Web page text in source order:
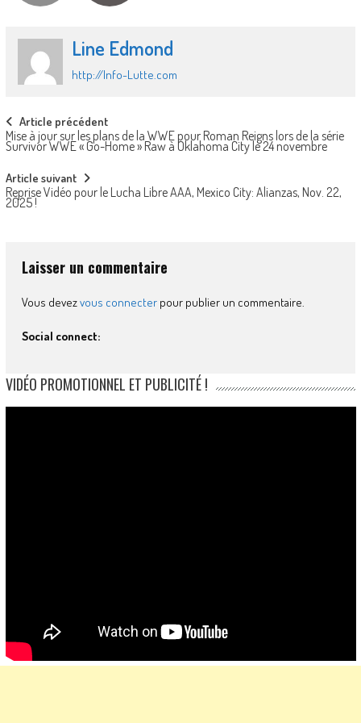
Line Edmond
http://Info-Lutte.com
Post
navigation
Article précédent
Mise à jour sur les plans de la WWE pour Roman Reigns lors de la série
Survivor WWE « Go-Home » Raw à Oklahoma City le 24 novembre
Article suivant
Reprise Vidéo pour le Lucha Libre AAA, Mexico City: Alianzas, Nov. 22,
2025 !
Laisser un commentaire
Vous devezvous connecterpour publier un commentaire.
Social connect:
VIDÉO PROMOTIONNEL ET PUBLICITÉ !